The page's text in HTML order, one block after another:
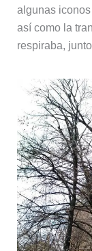
algunas
así como la
respiraba,